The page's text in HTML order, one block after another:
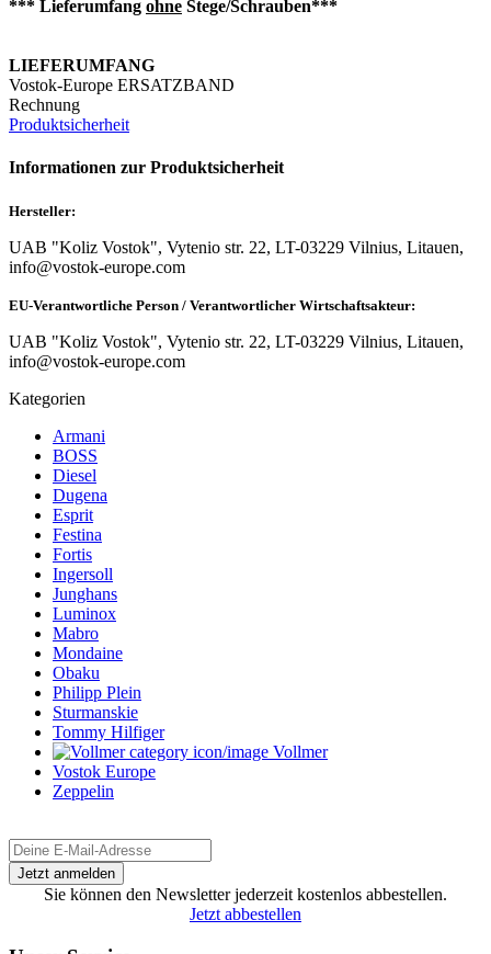
*** Lieferumfang ohne Stege/Schrauben***
LIEFERUMFANG
Vostok-Europe ERSATZBAND
Rechnung
Produktsicherheit
Informationen zur Produktsicherheit
Hersteller:
UAB "Koliz Vostok", Vytenio str. 22, LT-03229 Vilnius, Litauen,
info@vostok-europe.com
EU-Verantwortliche Person / Verantwortlicher Wirtschaftsakteur:
UAB "Koliz Vostok", Vytenio str. 22, LT-03229 Vilnius, Litauen,
info@vostok-europe.com
Kategorien
Armani
BOSS
Diesel
Dugena
Esprit
Festina
Fortis
Ingersoll
Junghans
Luminox
Mabro
Mondaine
Obaku
Philipp Plein
Sturmanskie
Tommy Hilfiger
Vollmer
Vostok Europe
Zeppelin
Sie können den Newsletter jederzeit kostenlos abbestellen.
Jetzt abbestellen